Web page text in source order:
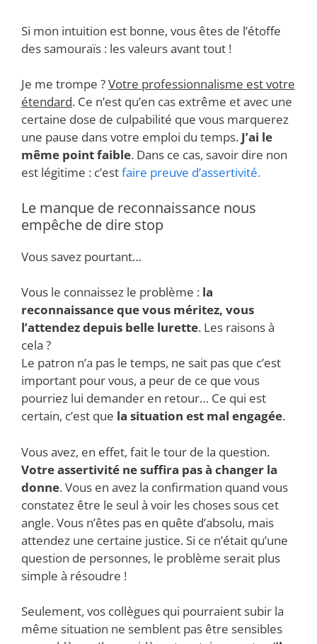
Si mon intuition est bonne, vous êtes de l’étoffe
des samouraïs : les valeurs avant tout !
Je me trompe ?Votre professionnalisme est votre
étendard. Ce n’est qu’en cas extrême et avec une
certaine dose de culpabilité que vous marquerez
une pause dans votre emploi du temps. J’ai le
même point faible. Dans ce cas, savoir dire non
est légitime : c’estfaire preuve d’assertivité.
Le manque de reconnaissance nous
empêche de dire stop
Vous savez pourtant…
Vous le connaissez le problème : la
reconnaissance que vous méritez, vous
l’attendez depuis belle lurette. Les raisons à
cela ?
Le patron n’a pas le temps, ne sait pas que c’est
important pour vous, a peur de ce que vous
pourriez lui demander en retour… Ce qui est
certain, c’est que la situation est mal engagée.
Vous avez, en effet, fait le tour de la question.
Votre assertivité ne suffira pas à changer la
donne. Vous en avez la confirmation quand vous
constatez être le seul à voir les choses sous cet
angle. Vous n’êtes pas en quête d’absolu, mais
attendez une certaine justice. Si ce n’était qu’une
question de personnes, le problème serait plus
simple à résoudre !
Seulement, vos collègues qui pourraient subir la
même situation ne semblent pas être sensibles